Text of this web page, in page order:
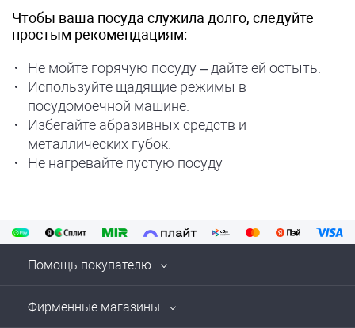
Чтобы ваша посуда служила долго, следуйте
простым рекомендациям:
Не мойте горячую посуду – дайте ей остыть.
Используйте щадящие режимы в
посудомоечной машине.
Избегайте абразивных средств и
металлических губок.
Не нагревайте пустую посуду
Помощь покупателю
Фирменные магазины